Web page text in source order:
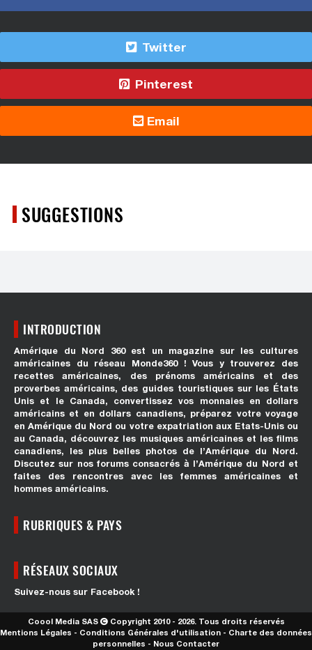
Twitter
Pinterest
Email
SUGGESTIONS
INTRODUCTION
Amérique du Nord 360 est un magazine sur les cultures
américaines du réseau Monde360 ! Vous y trouverez des
recettes américaines, des prénoms américains et des
proverbes américains, des guides touristiques sur les États
Unis et le Canada, convertissez vos monnaies en dollars
américains et en dollars canadiens, préparez votre voyage
en Amérique du Nord ou votre expatriation aux Etats-Unis ou
au Canada, découvrez les musiques américaines et les films
canadiens, les plus belles photos de l’Amérique du Nord.
Discutez sur nos forums consacrés à l’Amérique du Nord et
faites des rencontres avec les femmes américaines et
hommes américains.
RUBRIQUES & PAYS
RÉSEAUX SOCIAUX
Suivez-nous sur Facebook !
Coool Media SAS
Copyright 2010 - 2026. Tous droits réservés
Mentions Légales - Conditions Générales d'utilisation - Charte des données
personnelles - Nous Contacter